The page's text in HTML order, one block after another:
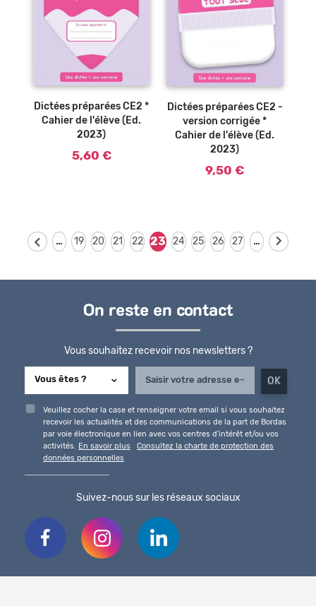
Ajouter au
Dictées préparées CE2 *
Cahier de l'élève (Ed.
2023)
5,60 €
Ajouter au
Dictées préparées CE2 -
version corrigée *
Cahier de l'élève (Ed.
2023)
9,50 €
… 19 20 21 22 23 24 25 26 27 …
On reste en contact
Vous souhaitez recevoir nos newsletters ?
Veuillez cocher la case et renseigner votre email si vous souhaitez
recevoir les actualités et des communications de la part de Bordas
par voie électronique en lien avec vos centres d'intérêt et/ou vos
activités. En savoir plus
Consultez la charte de protection des
données personnelles
Suivez-nous sur les réseaux sociaux